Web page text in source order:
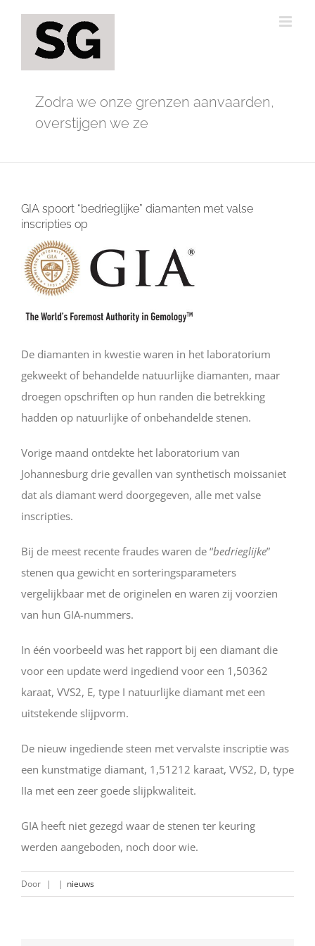
Zodra we onze grenzen aanvaarden,
overstijgen we ze
GIA spoort “bedrieglijke” diamanten met valse
inscripties op
Bekijk
grotere
afbeelding
De diamanten in kwestie waren in het laboratorium
gekweekt of behandelde natuurlijke diamanten, maar
droegen opschriften op hun randen die betrekking
hadden op natuurlijke of onbehandelde stenen.
Vorige maand ontdekte het laboratorium van
Johannesburg drie gevallen van synthetisch moissaniet
dat als diamant werd doorgegeven, alle met valse
inscripties.
Bij de meest recente fraudes waren de “bedrieglijke”
stenen qua gewicht en sorteringsparameters
vergelijkbaar met de originelen en waren zij voorzien
van hun GIA-nummers.
In één voorbeeld was het rapport bij een diamant die
voor een update werd ingediend voor een 1,50362
karaat, VVS2, E, type I natuurlijke diamant met een
uitstekende slijpvorm.
De nieuw ingediende steen met vervalste inscriptie was
een kunstmatige diamant, 1,51212 karaat, VVS2, D, type
IIa met een zeer goede slijpkwaliteit.
GIA heeft niet gezegd waar de stenen ter keuring
werden aangeboden, noch door wie.
Door | | nieuws